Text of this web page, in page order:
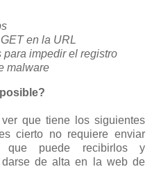
en la URL
para impedir el registro
malware
que tiene los siguientes
cierto no requiere enviar
puede recibirlos y
de alta en la web de